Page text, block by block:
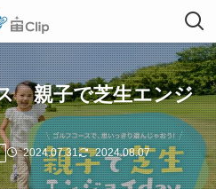
親子で芝生エンジ
2024.07.31 2024.08.07